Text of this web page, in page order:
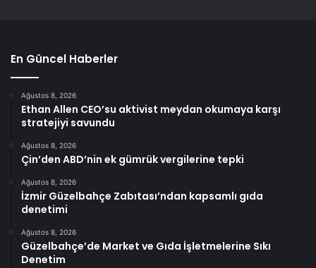
En Güncel Haberler
Ağustos 8, 2026
Ethan Allen CEO’su aktivist meydan okumaya karşı
stratejiyi savundu
Ağustos 8, 2026
Çin’den ABD’nin ek gümrük vergilerine tepki
Ağustos 8, 2026
İzmir Güzelbahçe Zabıtası’ndan kapsamlı gıda
denetimi
Ağustos 8, 2026
Güzelbahçe’de Market ve Gıda İşletmelerine Sıkı
Denetim